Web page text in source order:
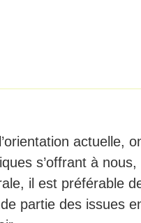
actuelle,
s’offrant à
il est préférable
partie des issues